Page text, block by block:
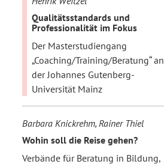
Qualitätsstandards und
Professionalität im Fokus
Der Masterstudiengang
„Coaching/Training/Beratung“ an
der Johannes Gutenberg-
Universität Mainz
Barbara Knickrehm, Rainer Thiel
Wohin soll die Reise gehen?
Verbände für Beratung in Bildung,